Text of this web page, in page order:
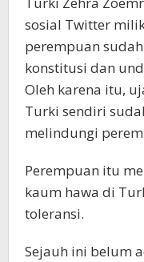
sosial Twitter
perempuan
konstitusi dan
Oleh karena itu,
Turki sendiri
melindungi
Perempuan itu
kaum hawa di
toleransi.
Sejauh ini belum